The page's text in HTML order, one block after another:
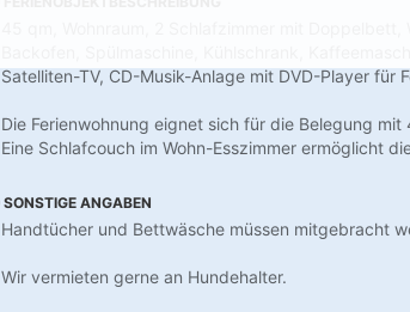
Satelliten-TV, CD-Musik-Anlage mit DVD-Player für
Die Ferienwohnung eignet sich für die Belegung
Eine Schlafcouch im Wohn-Esszimmer ermöglicht
SONSTIGE ANGABEN
Handtücher und Bettwäsche müssen mitgebracht
Wir vermieten gerne an Hundehalter.